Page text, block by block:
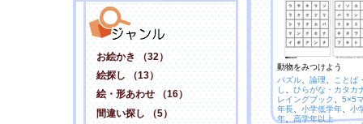
お絵かき （32）
絵探し （13）
絵・形あわせ （16）
間違い探し （5）
動物をみつけよう
パズル
論理
ことば
し
ひらがな・カタカ
レイングブック
5×5
年長
小学低学年
小
年
高学年以上